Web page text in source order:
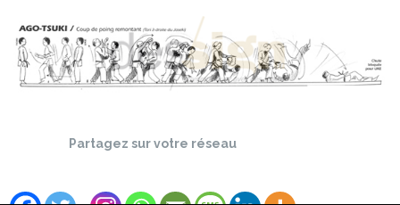
Partagez sur votre réseau